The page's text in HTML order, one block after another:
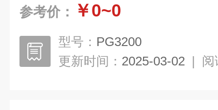
参考价： ￥0~0
型号： PG3200
更新时间： 2025-03-02 | 阅